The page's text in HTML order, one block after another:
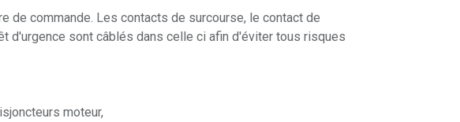
de commande. Les contacts de surcourse, le contact de
d'urgence sont câblés dans celle ci afin d'éviter tous risques
moteur,